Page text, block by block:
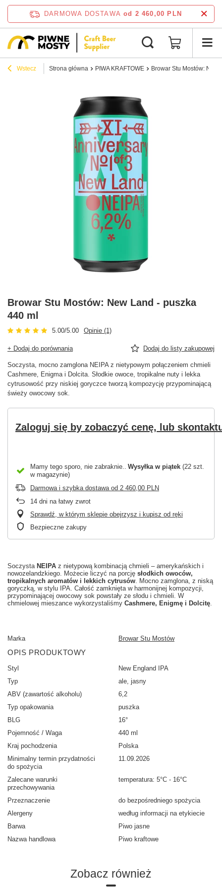
DARMOWA DOSTAWA od 2 460,00 PLN
Wstecz Strona główna PIWA KRAFTOWE Browar Stu Mostów: New
Browar Stu Mostów: New Land - puszka
440 ml
5.00/5.00 Opinie (1)
+ Dodaj do porównania Dodaj do listy zakupowej
Soczysta, mocno zamglona NEIPA z nietypowym połączeniem chmieli
Cashmere, Enigma i Dolcita. Słodkie owoce, tropikalne nuty i lekka
cytrusowość przy niskiej goryczce tworzą kompozycję przypominającą
świeży owocowy sok.
Zaloguj się by zobaczyć cenę, lub
Mamy tego sporo, nie zabraknie. Wysyłka w piątek (22 szt.
w magazynie)
Darmowa i szybka dostawa od 2 460,00 PLN
14 dni na łatwy zwrot
Sprawdź, w którym sklepie obejrzysz i kupisz od ręki
Bezpieczne zakupy
Soczysta NEIPA z nietypową kombinacją chmieli – amerykańskich i
nowozelandzkiego. Możecie liczyć na porcję słodkich owoców,
tropikalnych aromatów i lekkich cytrusów . Mocno zamglona, z niską
goryczką, w stylu IPA. Całość zamknięta w harmonijnej kompozycji,
przypominającej owocowy sok powstały ze słodu i chmieli. W
chmielowej mieszance wykorzystaliśmy Cashmere, Enigmę i Dolcitę
Marka Browar Stu Mostów
OPIS PRODUKTOWY
Styl
New England IPA
Typ
ale, jasny
ABV (zawartość alkoholu)
6,2
Typ opakowania
puszka
BLG
16°
Pojemność / Waga
440 ml
Kraj pochodzenia
Polska
Minimalny termin przydatności
do spożycia
11.09.2026
Zalecane warunki
przechowywania
temperatura: 5°C - 16°C
Przeznaczenie
do bezpośredniego spożycia
Alergeny
według informacji na etykiecie
Barwa
Piwo jasne
Nazwa handlowa
Piwo kraftowe
Zobacz również